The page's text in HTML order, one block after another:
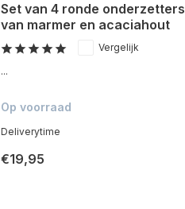
Set van 4 ronde onderzetters
van marmer en acaciahout
Vergelijk
...
Op voorraad
Deliverytime
€19,95